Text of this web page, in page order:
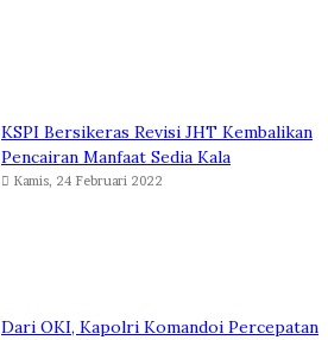
KSPI Bersikeras Revisi JHT Kembalikan
Pencairan Manfaat Sedia Kala
Kamis, 24 Februari 2022
Dari OKI, Kapolri Komandoi Percepatan